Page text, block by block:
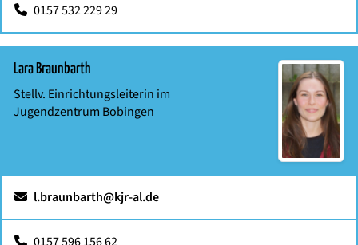
0157 532 229 29
Lara Braunbarth
Stellv. Einrichtungsleiterin im
Jugendzentrum Bobingen
l.braunbarth@kjr-al.de